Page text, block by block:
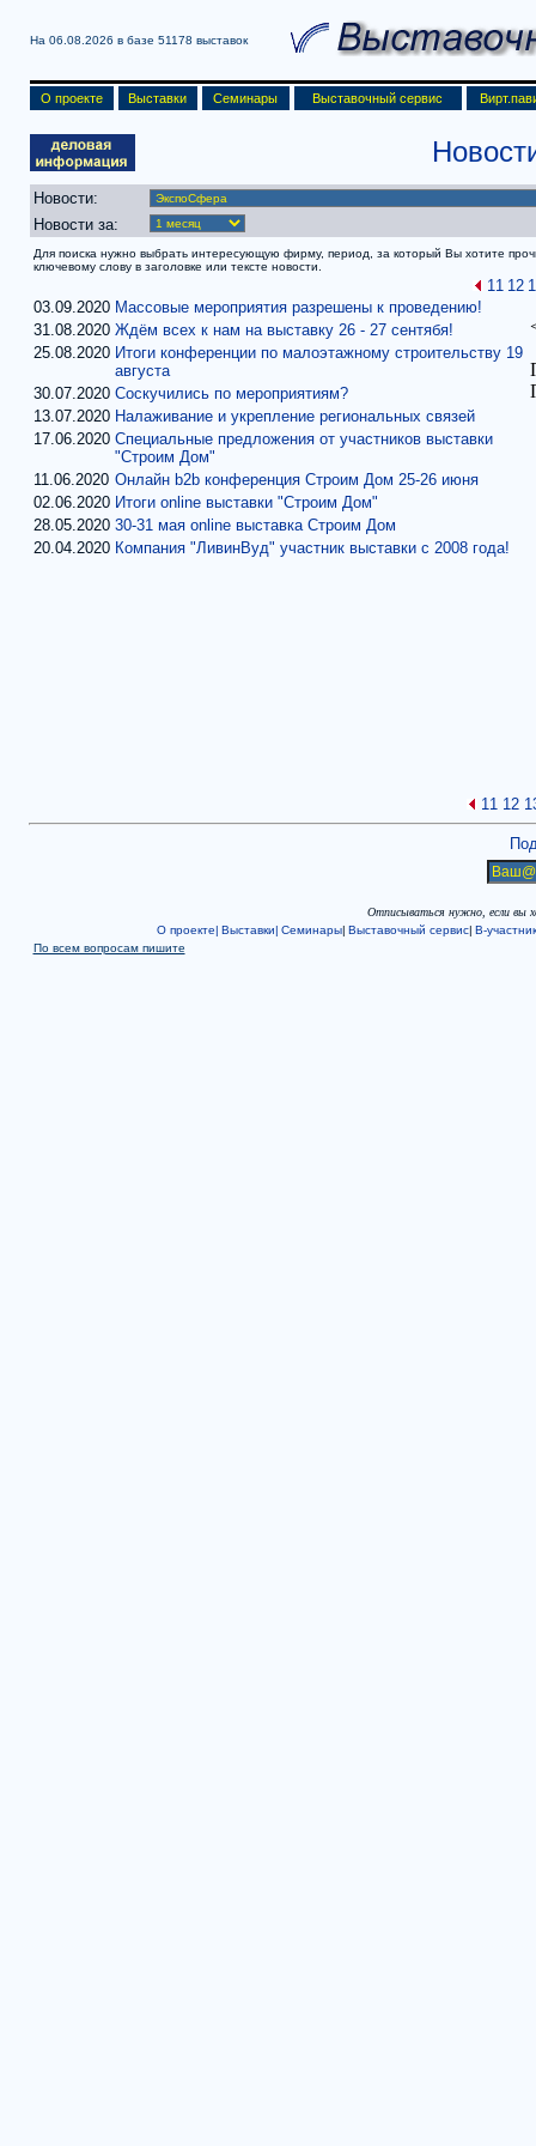
На 06.08.2026 в базе 51178 выставок
О проекте Выставки Семинары Выставочный сервис
Новости:
Новости за:
Для поиска нужно выбрать интересующую фирму, период, за который Вы хотите
ключевому слову в заголовке или тексте новости.
11 12
03.09.2020 Массовые мероприятия разрешены к проведению!
31.08.2020 Ждём всех к нам на выставку 26 - 27 сентябя!
25.08.2020 Итоги конференции по малоэтажному строительству 19
августа
30.07.2020 Соскучились по мероприятиям?
13.07.2020 Налаживание и укрепление региональных связей
17.06.2020 Специальные предложения от участников выставки
"Строим Дом"
11.06.2020 Онлайн b2b конференция Строим Дом 25-26 июня
02.06.2020 Итоги online выставки "Строим Дом"
28.05.2020 30-31 мая online выставка Строим Дом
20.04.2020 Компания "ЛивинВуд" участник выставки с 2008 года!
11 12
Отписываться нужно, если вы
О проекте| Выставки| Семинары| Выставочный сервис| В-
По всем вопросам пишите